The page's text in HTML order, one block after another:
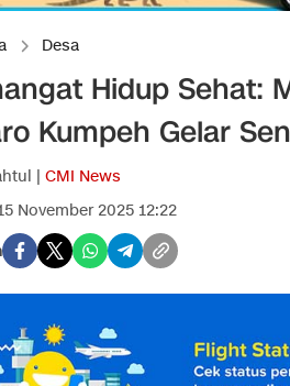
Desa
Hidup Sehat:
Kumpeh Gelar
| CMI News
November 2025 12:22